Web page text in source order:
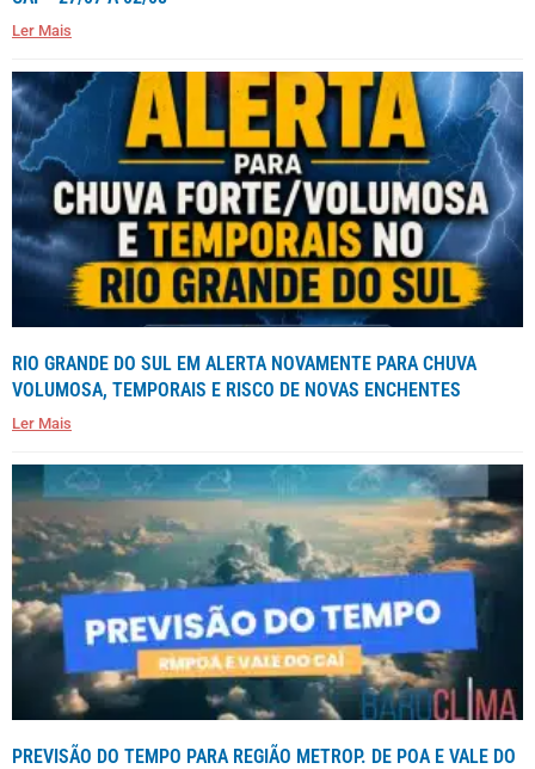
Ler Mais
RIO GRANDE DO SUL EM ALERTA NOVAMENTE PARA CHUVA
VOLUMOSA, TEMPORAIS E RISCO DE NOVAS ENCHENTES
Ler Mais
PREVISÃO DO TEMPO PARA REGIÃO METROP. DE POA E VALE DO